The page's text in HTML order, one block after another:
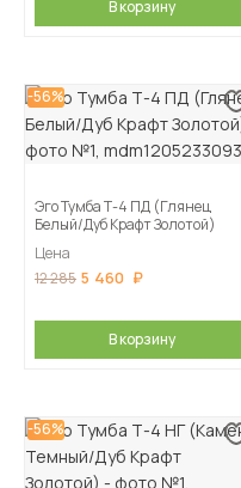
В корзину
-56%
Эго Тумба Т-4 ПД (Глянец
Белый/Дуб Крафт Золотой)
Цена
12 285 5 460
В корзину
-56%